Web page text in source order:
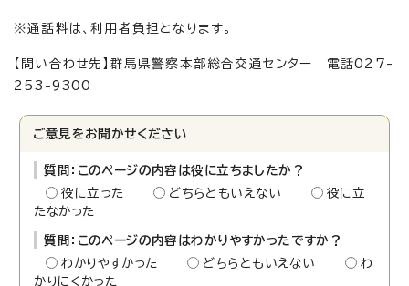
※通話料は、利用者負担となります。
【問い合わせ先】群馬県警察本部総合交通センター 電話027-
253-9300
ご意見をお聞かせください
質問：このページの内容は役に立ちましたか？
役に立った
どちらともいえない
役に立
たなかった
質問：このページの内容はわかりやすかったですか？
わかりやすかった
どちらともいえない
わ
かりにくかった